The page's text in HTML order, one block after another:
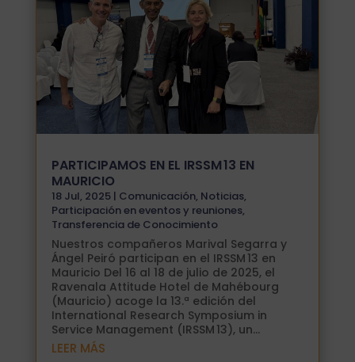
PARTICIPAMOS EN EL IRSSM 13 EN
MAURICIO
18 Jul, 2025| Comunicación, Noticias,
Participación en eventos y reuniones,
Transferencia de Conocimiento
Nuestros compañeros Marival Segarra y
Ángel Peiró participan en el IRSSM 13 en
Mauricio Del 16 al 18 de julio de 2025, el
Ravenala Attitude Hotel de Mahébourg
(Mauricio) acoge la 13.ª edición del
International Research Symposium in
Service Management (IRSSM 13), un...
LEER MÁS